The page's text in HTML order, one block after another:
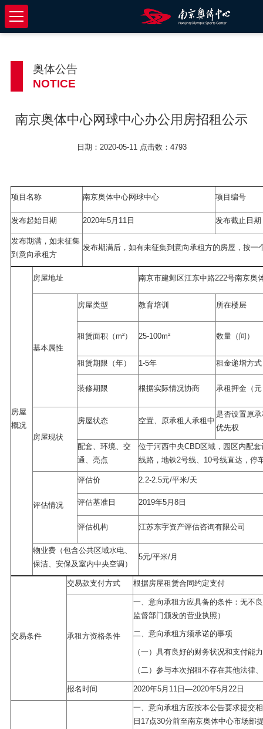
奥体公告
NOTICE
南京奥体中心网球中心办公用房招租公示
日期：2020-05-11 点击数：4793
项目名称 南京奥体中心网球中心 项目编号
发布起始日期 2020年5月11日 发布截止日期
发布期满，如未征集
到意向承租方
发布期满后，如有未征集到意向承租方的房屋，按一
房屋
概况
房屋地址 南京市建邺区江东中路222号南京奥
基本属性
房屋类型 教育培训 所在楼层
租赁面积（m²） 25-100m² 数量（间）
租赁期限（年） 1-5年 租金递增方式
装修期限 根据实际情况协商 承租押金（
房屋现状
房屋状态 空置、原承租人承租中
是否设置原
优先权
配套、环境、交
通、亮点
位于河西中央CBD区域，园区内配
线路，地铁2号线、10号线直达，停
评估情况
评估价 2.2-2.5元/平米/天
评估基准日 2019年5月8日
评估机构 江苏东宇资产评估咨询有限公司
物业费（包含公共区域水电、
保洁、安保及室内中央空调）
5元/平米/月
交易条件
交易款支付方式 根据房屋租赁合同约定支付
承租方资格条件
一、意向承租方应具备的条件：无不
监督部门颁发的营业执照）
二、意向承租方须承诺的事项
（一）具有良好的财务状况和支付能
（二）参与本次招租不存在其他法律
报名时间 2020年5月11日—2020年5月22日
一、意向承租方应按本公告要求提交
日17点30分前至南京奥体中心市场部